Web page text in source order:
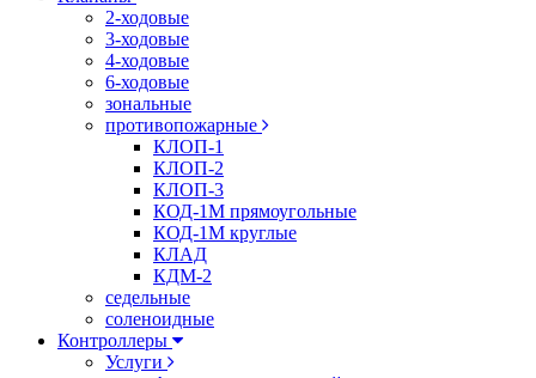
2-ходовые
3-ходовые
4-ходовые
6-ходовые
зональные
противопожарные
КЛОП-1
КЛОП-2
КЛОП-3
КОД-1М прямоугольные
КОД-1М круглые
КЛАД
КДМ-2
седельные
соленоидные
Контроллеры
Услуги